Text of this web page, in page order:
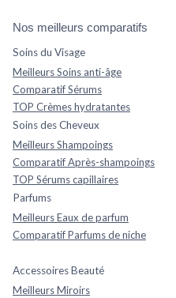
Nos meilleurs comparatifs
Soins du Visage
Meilleurs Soins anti-âge
Comparatif Sérums
TOP Crèmes hydratantes
Soins des Cheveux
Meilleurs Shampoings
Comparatif Après-shampoings
TOP Sérums capillaires
Parfums
Meilleurs Eaux de parfum
Comparatif Parfums de niche
Accessoires Beauté
Meilleurs Miroirs